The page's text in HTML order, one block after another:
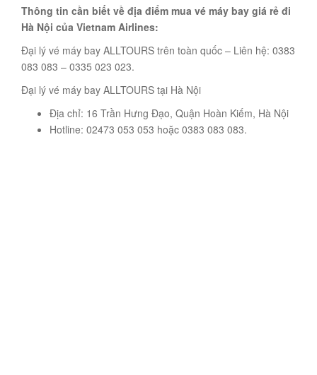
Thông tin cần biết về địa điểm mua vé máy bay giá rẻ đi
Hà Nội của Vietnam Airlines:
Đại lý vé máy bay ALLTOURS trên toàn quốc – Liên hệ: 0383
083 083 – 0335 023 023.
Đại lý vé máy bay ALLTOURS tại Hà Nội
Địa chỉ: 16 Trần Hưng Đạo, Quận Hoàn Kiếm, Hà Nội
Hotline: 02473 053 053 hoặc 0383 083 083.